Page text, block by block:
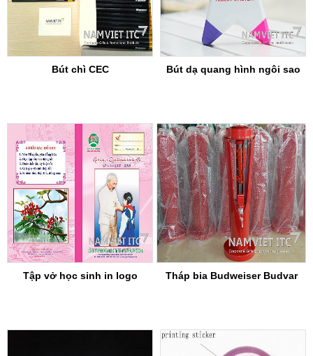
Bút chì CEC Bút dạ quang hình ngôi sao
Tập vở học sinh in logo Tháp bia Budweiser Budvar